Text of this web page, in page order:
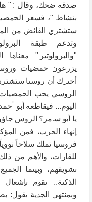
صدقه ضحك، وقال : "
بنشاط "، فسعر
ستشتري الفائض من
وتدعم طبقة
"والبرولوتيرا"
يزرعون حمضيات
أخبرك أن روسيا
الروسي يحب الحمضيات
اليوم... فيقاطعه أبو
يا أبو سامر؟ الروس
إنهاء الحرب، فمن
فروسيا تملك سلاحاً
للقارات، والأهم من
تشويقهم، وبينما
الذكية... يقوم
وبمنتهى الجدية يقول: